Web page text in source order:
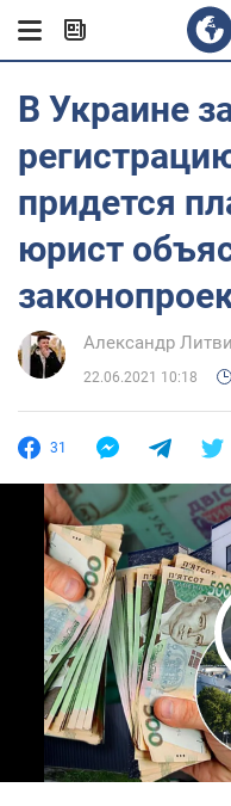
В Украине
придется
юрист
Александр
22.06.2021 10:18
31